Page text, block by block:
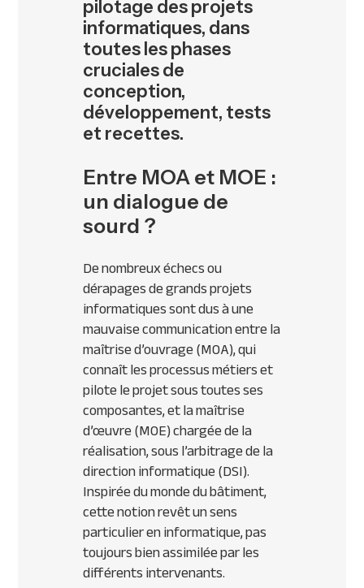
pilotage des projets
informatiques, dans
toutes les phases
cruciales de
conception,
développement, tests
et recettes.
Entre MOA et MOE :
un dialogue de
sourd ?
De nombreux échecs ou
dérapages de grands projets
informatiques sont dus à une
mauvaise communication entre la
maîtrise d’ouvrage (MOA), qui
connaît les processus métiers et
pilote le projet sous toutes ses
composantes, et la maîtrise
d’œuvre (MOE) chargée de la
réalisation, sous l’arbitrage de la
direction informatique (DSI).
Inspirée du monde du bâtiment,
cette notion revêt un sens
particulier en informatique, pas
toujours bien assimilée par les
différents intervenants.